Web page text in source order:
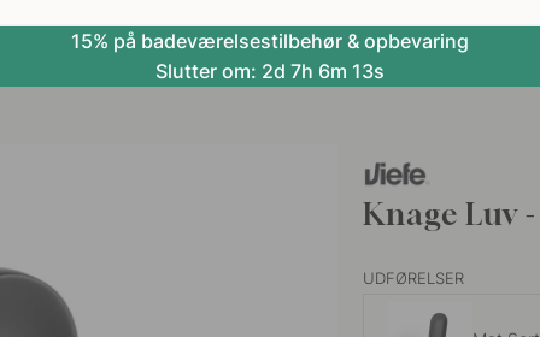
15% på badeværelsestilbehør & opbevaring
Slutter om: 2d 7h 6m 12s
Knage Luv
UDFØRELSER